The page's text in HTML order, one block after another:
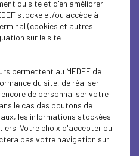
du site et d'en améliorer
stocke et/ou accède à
(cookies et autres
sur le site
permettent au MEDEF de
du site, de réaliser
de personnaliser votre
le cas des boutons de
les informations stockées
Votre choix d'accepter ou
pas votre navigation sur